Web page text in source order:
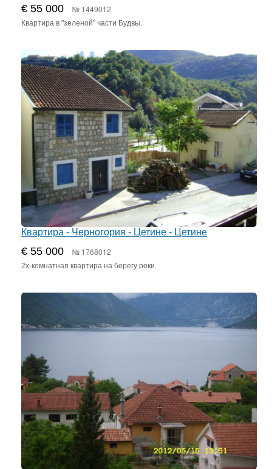
€ 55 000 № 1449012
Квартира в "зеленой" части Будвы.
Квартира - Черногория - Цетине - Цетине
€ 55 000 № 1768012
2х-комнатная квартира на берегу реки.